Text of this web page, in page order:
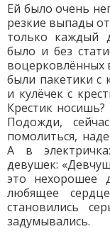
Ей было очень
резкие выпады
только каждый
было и без
воцерковлённых
были пакетики с
и кулёчек с
Крестик
Подожди,
помолиться,
А в
девушек:
это нехорошее
любящее
становились
задумывались.